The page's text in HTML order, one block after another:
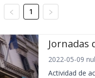
1
Jornadas
2022-05-09
Actividad de